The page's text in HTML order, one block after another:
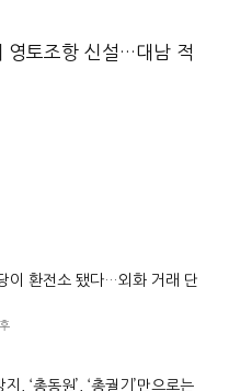
영토조항 신설…대남 적
이 환전소 됐다…외화 거래 단
, ‘총동원’, ‘총궐기’만으로는